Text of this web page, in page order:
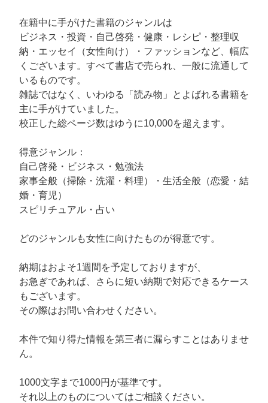
在籍中に手がけた書籍のジャンルは
ビジネス・投資・自己啓発・健康・レシピ・整理収
納・エッセイ（女性向け）・ファッションなど、幅広
くございます。すべて書店で売られ、一般に流通して
いるものです。
雑誌ではなく、いわゆる「読み物」とよばれる書籍を
主に手がけていました。
校正した総ページ数はゆうに10,000を超えます。
得意ジャンル：
自己啓発・ビジネス・勉強法
家事全般（掃除・洗濯・料理）・生活全般（恋愛・結
婚・育児）
スピリチュアル・占い
どのジャンルも女性に向けたものが得意です。
納期はおよそ1週間を予定しておりますが、
お急ぎであれば、さらに短い納期で対応できるケース
もございます。
その際はお問い合わせください。
本件で知り得た情報を第三者に漏らすことはありませ
ん。
1000文字まで1000円が基準です。
それ以上のものについてはご相談ください。